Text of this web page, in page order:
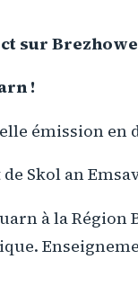
sur
!
émission en
Skol an
à la Région